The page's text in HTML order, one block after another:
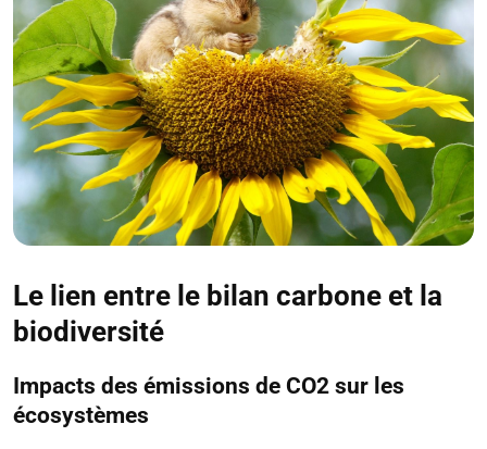
Le lien entre le bilan carbone et la
biodiversité
Impacts des émissions de CO2 sur les
écosystèmes